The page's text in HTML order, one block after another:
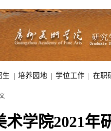
生 | 培养园地 | 学位工作 | 在职
术学院2021年